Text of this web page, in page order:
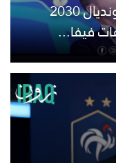
مدريد تخشى خسارة نهائي مونديال 2030
فيفا...